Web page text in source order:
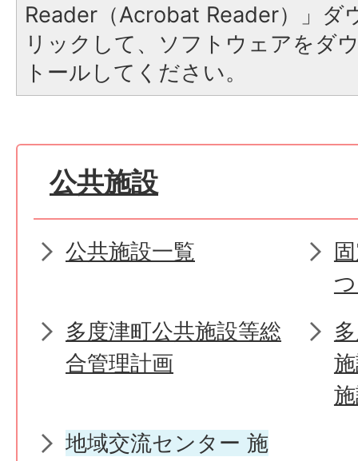
Reader（Acrobat Reader）」ダ
リックして、ソフトウェアをダ
トールしてください。
公共施設
公共施設一覧
多度津町公共施設等総
合管理計画
地域交流センター 施